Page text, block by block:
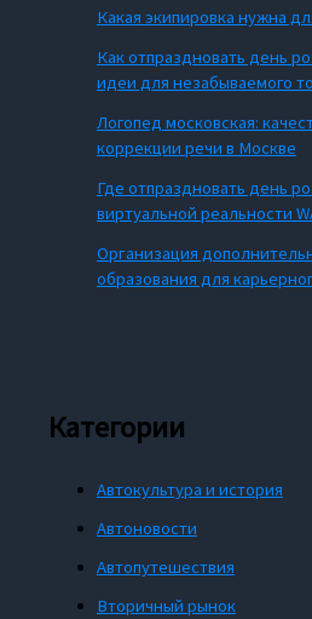
Какая экипировка нужна
Как отпраздновать день
идеи для незабываемого
Логопед московская:
коррекции речи в Москве
Где отпраздновать день
виртуальной реальности
Организация
образования для
Категории
Автокультура и история
Автоновости
Автопутешествия
Вторичный рынок